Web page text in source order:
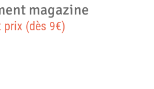
magazine
prix (dès 9€)